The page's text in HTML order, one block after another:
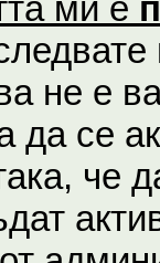
ми е
не е
да се
че